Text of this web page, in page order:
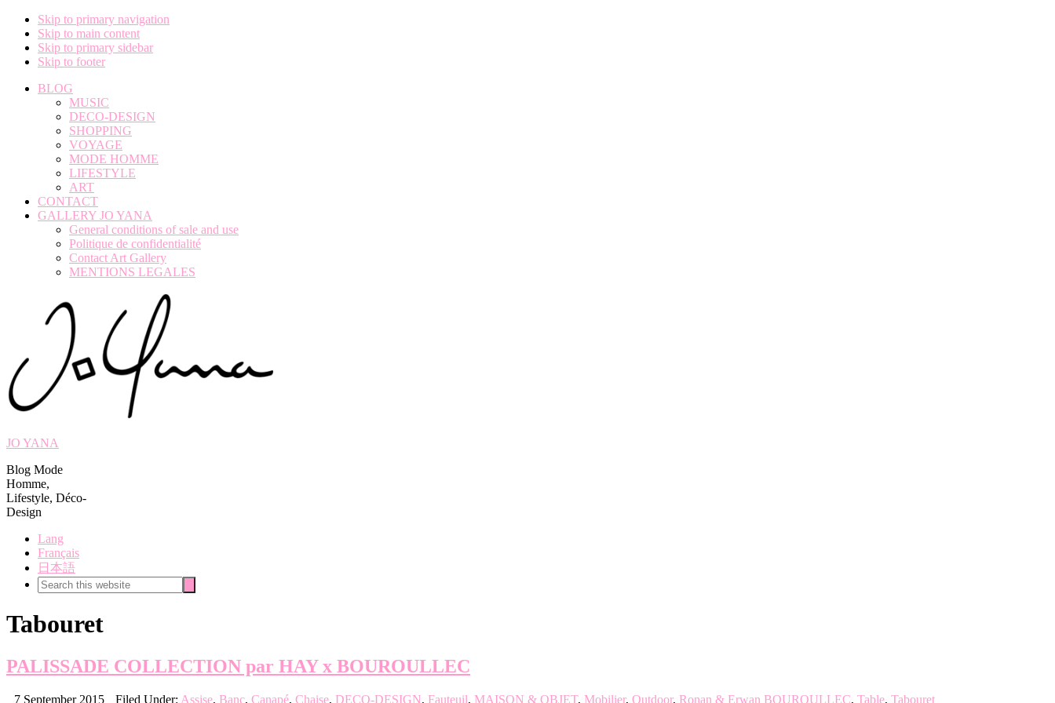
Skip to primary navigation
Skip to main content
Skip to primary sidebar
Skip to footer
BLOG
MUSIC
DECO-DESIGN
SHOPPING
VOYAGE
MODE HOMME
LIFESTYLE
ART
CONTACT
GALLERY JO YANA
General conditions of sale and use
Politique de confidentialité
Contact Art Gallery
MENTIONS LEGALES
JO YANA
Blog Mode
Homme,
Lifestyle, Déco-
Design
Lang
Français
日本語
Search
this
Tabouret
PALISSADE COLLECTION par HAY x BOUROULLEC
7 September 2015 Filed Under: Assise, Banc, Canapé, Chaise, DECO-DESIGN, Fauteuil, MAISON & OBJET, Mobilier, Outdoor, Ronan & Erwan BOUROULLEC, Table, Tabouret